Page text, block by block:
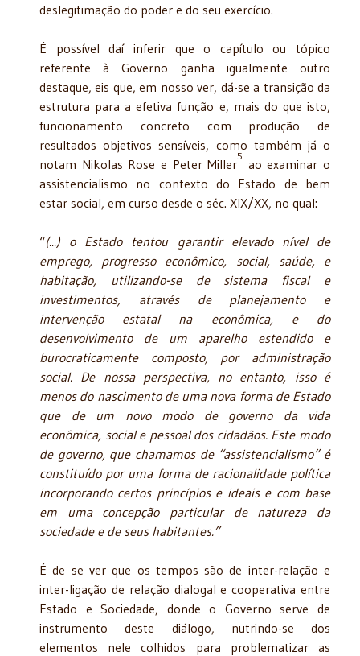
deslegitimação do poder e do seu exercício.
É possível daí inferir que o capítulo ou tópico
referente à Governo ganha igualmente outro
destaque, eis que, em nosso ver, dá-se a transição da
estrutura para a efetiva função e, mais do que isto,
funcionamento concreto com produção de
resultados objetivos sensíveis, como também já o
notam Nikolas Rose e Peter Miller
5
ao examinar o
assistencialismo no contexto do Estado de bem
estar social, em curso desde o séc. XIX/XX, no qual:
“(...) o Estado tentou garantir elevado nível de
emprego, progresso econômico, social, saúde, e
habitação, utilizando-se de sistema fiscal e
investimentos, através de planejamento e
intervenção estatal na econômica, e do
desenvolvimento de um aparelho estendido e
burocraticamente composto, por administração
social. De nossa perspectiva, no entanto, isso é
menos do nascimento de uma nova forma de Estado
que de um novo modo de governo da vida
econômica, social e pessoal dos cidadãos. Este modo
de governo, que chamamos de “assistencialismo” é
constituído por uma forma de racionalidade política
incorporando certos princípios e ideais e com base
em uma concepção particular de natureza da
sociedade e de seus habitantes.”
É de se ver que os tempos são de inter-relação e
inter-ligação de relação dialogal e cooperativa entre
Estado e Sociedade, donde o Governo serve de
instrumento deste diálogo, nutrindo-se dos
elementos nele colhidos para problematizar as